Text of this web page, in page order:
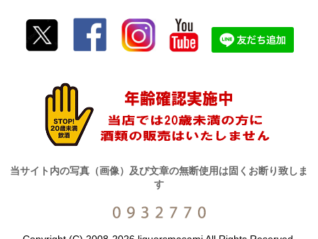
当サイト内の写真（画像）及び文章の無断使用は固くお断り致しま
す